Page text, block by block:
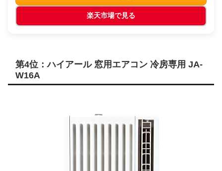
楽天市場で見る
第4位：ハイアール 窓用エアコン 冷房専用 JA-
W16A